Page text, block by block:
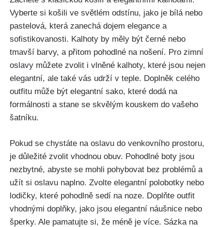
Vyberte ⁤si košili‍ ve světlém odstínu, jako je bílá‍ nebo​
pastelová, která zanechá dojem elegance a ​
sofistikovanosti.​ Kalhoty ​by měly být černé nebo ​
tmavší barvy, a přitom pohodlné ⁣na nošení. Pro zimní
oslavy můžete zvolit ‍i vlněné kalhoty, které jsou nejen
elegantní, ale také vás udrží ‍v teple. Doplněk celého
outfitu může být elegantní ‌sako, které dodá na
formálnosti a⁤ stane se skvělým kouskem do vašeho
šatníku.
Pokud se chystáte na oslavu ⁣do venkovního prostoru,
je​ důležité ‌zvolit vhodnou obuv. Pohodlné boty‍ jsou
nezbytné, abyste se mohli pohybovat bez problémů a
užít si oslavu naplno. Zvolte elegantní polobotky nebo
lodičky, které pohodlně sedí na noze. Doplňte outfit‌
vhodnými doplňky, jako⁣ jsou⁢ elegantní náušnice nebo ​
šperky.‍ Ale pamatujte si, ⁤že méně je více. Sázka na